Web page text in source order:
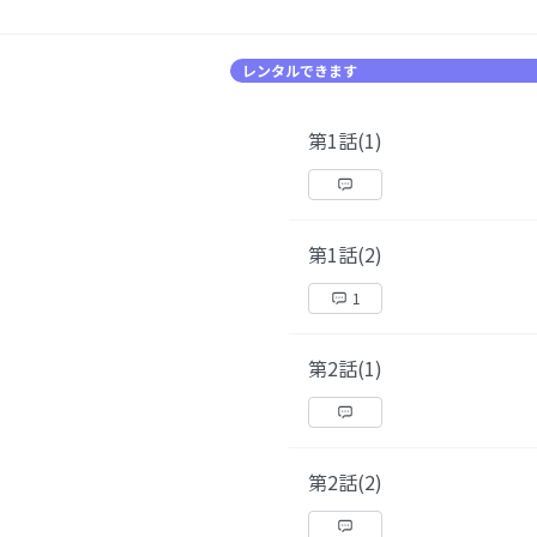
レンタルできます
第1話(1)
第1話(2)
1
第2話(1)
第2話(2)